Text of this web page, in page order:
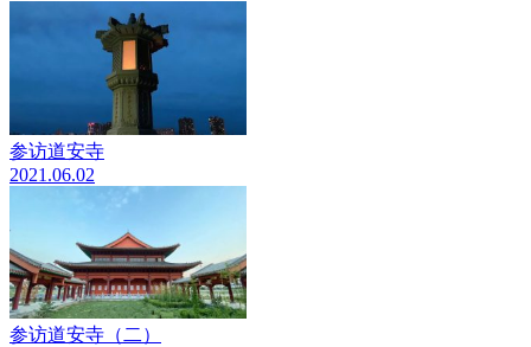
参访道安寺
2021.06.02
参访道安寺（二）